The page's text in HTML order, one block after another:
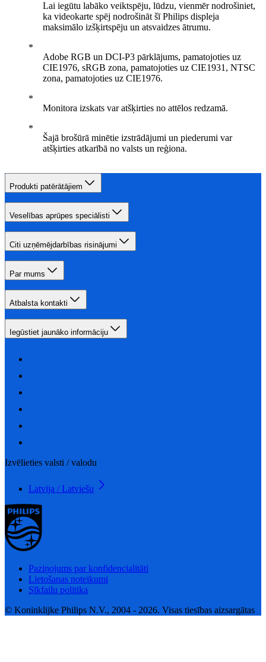
Lai iegūtu labāko veiktspēju, lūdzu, vienmēr nodrošiniet,
ka videokarte spēj nodrošināt šī Philips displeja
maksimālo izšķirtspēju un atsvaidzes ātrumu.
Adobe RGB un DCI-P3 pārklājums, pamatojoties uz
CIE1976, sRGB zona, pamatojoties uz CIE1931, NTSC
zona, pamatojoties uz CIE1976.
Monitora izskats var atšķirties no attēlos redzamā.
Šajā brošūrā minētie izstrādājumi un piederumi var
atšķirties atkarībā no valsts un reģiona.
Produkti patērātājiem
Veselības aprūpes speciālisti
Citi uzņēmējdarbības risinājumi
Par mums
Atbalsta kontakti
Iegūstiet jaunāko informāciju
Izvēlieties valsti / valodu
Latvija / Latviešu
Paziņojums par konfidencialitāti
Lietošanas noteikumi
Sīkfailu politika
© Koninklijke Philips N.V., 2004 - 2026. Visas tiesības aizsargātas